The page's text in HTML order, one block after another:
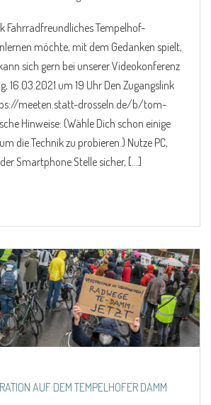
Fahrradfreundliches Tempelhof-
möchte, mit dem Gedanken spielt,
sich gern bei unserer Videokonferenz
16.03.2021 um 19 Uhr Den Zugangslink
meeten.statt-drosseln.de/b/tom-
Hinweise: (Wähle Dich schon einige
die Technik zu probieren.) Nutze PC,
Smartphone Stelle sicher, […]
AUF DEM TEMPELHOFER DAMM